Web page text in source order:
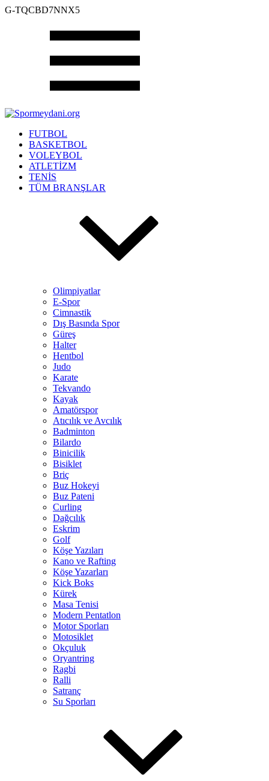
G-TQCBD7NNX5
FUTBOL
BASKETBOL
VOLEYBOL
ATLETİZM
TENİS
TÜM BRANŞLAR
Olimpiyatlar
E-Spor
Cimnastik
Dış Basında Spor
Güreş
Halter
Hentbol
Judo
Karate
Tekvando
Kayak
Amatörspor
Atıcılık ve Avcılık
Badminton
Bilardo
Binicilik
Bisiklet
Briç
Buz Hokeyi
Buz Pateni
Curling
Dağcılık
Eskrim
Golf
Köşe Yazıları
Kano ve Rafting
Köşe Yazarları
Kick Boks
Kürek
Masa Tenisi
Modern Pentatlon
Motor Sporları
Motosiklet
Okçuluk
Oryantring
Ragbi
Ralli
Satranç
Su Sporları